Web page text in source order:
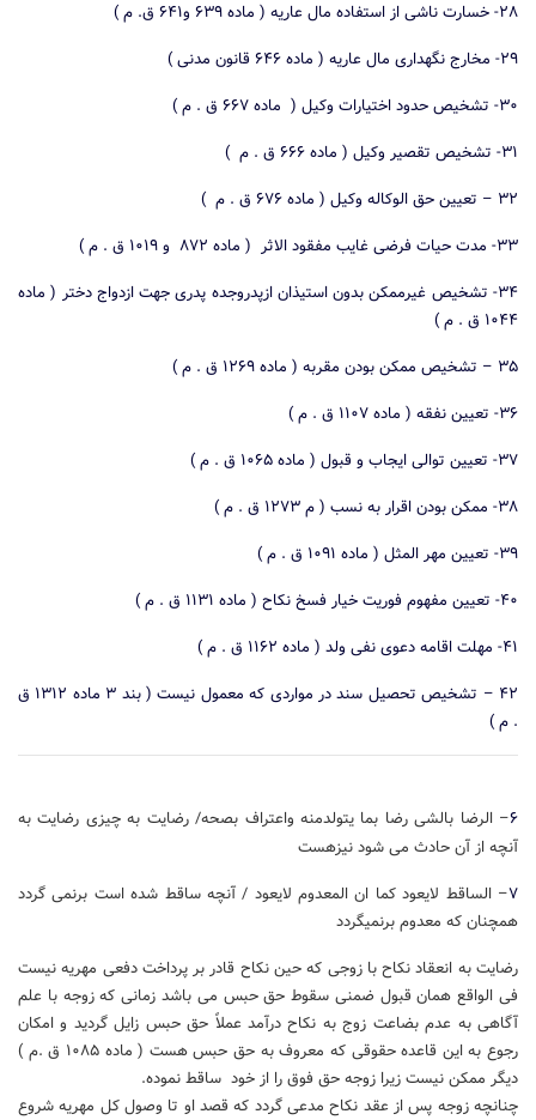
۲۸- خسارت ناشی از استفاده مال عاریه ( ماده ۶۳۹ و۶۴۱ ق. م )
۲۹- مخارج نگهداری مال عاریه ( ماده ۶۴۶ قانون مدنی )
۳۰- تشخیص حدود اختیارات وکیل ( ماده ۶۶۷ ق . م )
۳۱- تشخیص تقصیر وکیل ( ماده ۶۶۶ ق . م )
۳۲ – تعیین حق الوکاله وکیل ( ماده ۶۷۶ ق . م )
۳۳- مدت حیات فرضی غایب مفقود الاثر ( ماده ۸۷۲ و ۱۰۱۹ ق . م )
۳۴- تشخیص غیرممکن بدون استیذان ازپدروجده پدری جهت ازدواج دختر ( ماده
۱۰۴۴ ق . م )
۳۵ – تشخیص ممکن بودن مقربه ( ماده ۱۲۶۹ ق . م )
۳۶- تعیین نفقه ( ماده ۱۱۰۷ ق . م )
۳۷- تعیین توالی ایجاب و قبول ( ماده ۱۰۶۵ ق . م )
۳۸- ممکن بودن اقرار به نسب ( م ۱۲۷۳ ق . م )
۳۹- تعیین مهر المثل ( ماده ۱۰۹۱ ق . م )
۴۰- تعیین مفهوم فوریت خیار فسخ نکاح ( ماده ۱۱۳۱ ق . م )
۴۱- مهلت اقامه دعوی نفی ولد ( ماده ۱۱۶۲ ق . م )
۴۲ – تشخیص تحصیل سند در مواردی که معمول نیست ( بند ۳ ماده ۱۳۱۲ ق
. م )
۶– الرضا بالشی رضا بما یتولدمنه واعتراف بصحه/ رضایت به چیزی رضایت به
آنچه از آن حادث می شود نیزهست
۷– الساقط لایعود کما ان المعدوم لایعود / آنچه ساقط شده است برنمی گردد
همچنان که معدوم برنمیگردد
رضایت به انعقاد نکاح با زوجی که حین نکاح قادر بر پرداخت دفعی مهریه نیست
فی الواقع همان قبول ضمنی سقوط حق حبس می باشد زمانی که زوجه با علم
آگاهی به عدم بضاعت زوج به نکاح درآمد عملاً حق حبس زایل گردید و امکان
رجوع به این قاعده حقوقی که معروف به حق حبس هست ( ماده ۱۰۸۵ ق .م )
دیگر ممکن نیست زیرا زوجه حق فوق را از خود ساقط نموده.
چنانچه زوجه پس از عقد نکاح مدعی گردد که قصد او تا وصول کل مهریه شروع